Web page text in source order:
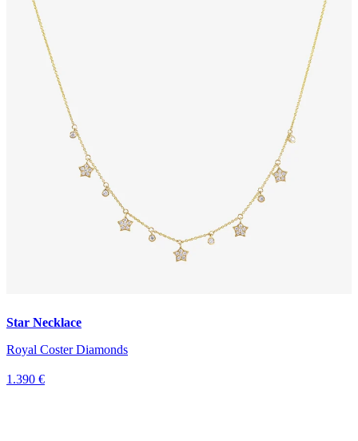
Star Necklace
Royal Coster Diamonds
1.390 €